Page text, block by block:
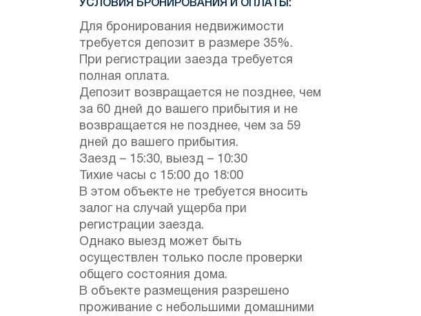
УСЛОВИЯ БРОНИРОВАНИЯ И ОПЛАТЫ:
Для бронирования недвижимости
требуется депозит в размере 35%.
При регистрации заезда требуется
полная оплата.
Депозит возвращается не позднее, чем
за 60 дней до вашего прибытия и не
возвращается не позднее, чем за 59
дней до вашего прибытия.
Заезд – 15:30, выезд – 10:30
Тихие часы с 15:00 до 18:00
В этом объекте не требуется вносить
залог на случай ущерба при
регистрации заезда.
Однако выезд может быть
осуществлен только после проверки
общего состояния дома.
В объекте размещения разрешено
проживание с небольшими домашними